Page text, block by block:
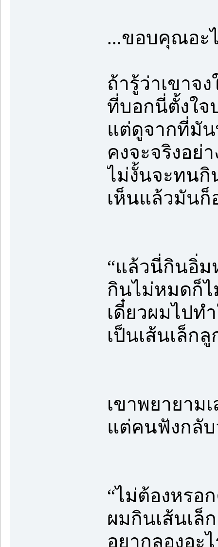
...ขอบคุณอะ
ถ้ารู้ว่าเขาจ
ที่บอกนี่ตั้งใจ
แต่ดูจากที่มั
คงจะจริงอย่
ไม่งั้นจะทนกิ
เห็นแล้วมันก็
“แล้วนี่กินอิ่ม
กินไม่หมดก็
เดี๋ยวผมไปท
เป็นเส้นเล็ก
เขาพยายาม
แต่คนฟังกลับ
“ไม่ต้องหรอ
ผมกินเส้นเล็
อยากลองอะ